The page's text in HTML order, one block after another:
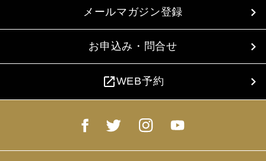
メールマガジン登録
お申込み・問合せ
open_in_newWEB予約